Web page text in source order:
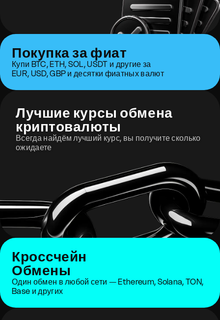
Лучшие курсы обмена
криптовалюты
Всегда найдём лучший курс, вы получите сколько
ожидаете
Покупка за фиат
Купи BTC, ETH, SOL, USDT и другие за
EUR, USD, GBP и десятки фиатных валют
Кроссчейн
Обмены
Один обмен в любой сети — Ethereum, Solana, TON,
Base и других